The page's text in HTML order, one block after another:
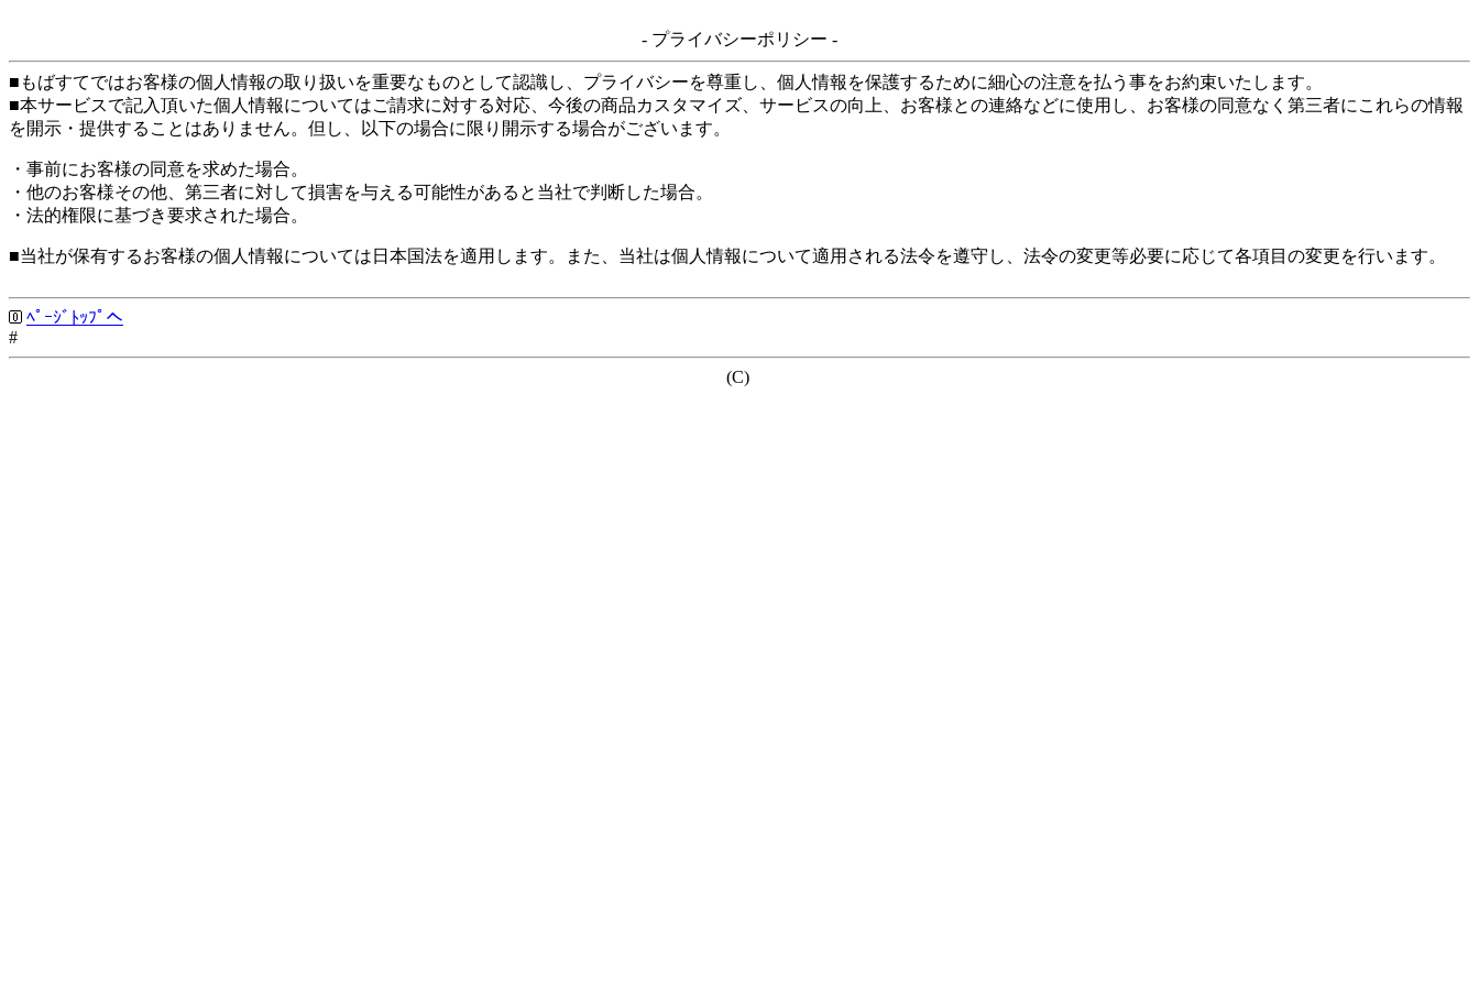
- プライバシーポリシー -
■もばすてではお客様の個人情報の取り扱いを重要なものとして認識し、プライバシーを尊重し、個人情報を保護するために細心の注意を払う事をお約束いたします。
■本サービスで記入頂いた個人情報についてはご請求に対する対応、今後の商品カスタマイズ、サービスの向上、お客様との連絡などに使用し、お客様の同意なく第三者にこれらの情報
を開示・提供することはありません。但し、以下の場合に限り開示する場合がございます。
・事前にお客様の同意を求めた場合。
・他のお客様その他、第三者に対して損害を与える可能性があると当社で判断した場合。
・法的権限に基づき要求された場合。
■当社が保有するお客様の個人情報については日本国法を適用します。また、当社は個人情報について適用される法令を遵守し、法令の変更等必要に応じて各項目の変更を行います。
ﾍﾟｰｼﾞﾄｯﾌﾟへ
#
(C)